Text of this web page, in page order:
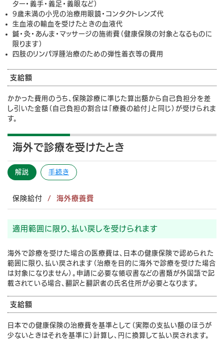
ター・義手・義足・義眼など）
9歳未満の小児の治療用眼鏡・コンタクトレンズ代
生血液の輸血を受けたときの血液代
鍼・灸・あんま・マッサージの施術費（健康保険の対象となるものに
限ります）
四肢のリンパ浮腫治療のための弾性着衣等の費用
支給額
かかった費用のうち、保険診療に準じた算出額から自己負担分を差
し引いた金額（自己負担の割合は「療養の給付」と同じ）が受けられま
す。
海外で診療を受けたとき
解説 手続き
保険給付 海外療養費
適用範囲に限り、払い戻しを受けられます
海外で診療を受けた場合の医療費は、日本の健康保険で認められた
範囲に限り、払い戻されます（治療を目的に海外で診療を受けた場合
は対象になりません）。申請に必要な領収書などの書類が外国語で記
載されている場合、翻訳と翻訳者の氏名住所が必要となります。
支給額
日本での健康保険の治療費を基準として（実際の支払い額のほうが
少ないときはそれを基準に）計算し、円に換算して払い戻されます。